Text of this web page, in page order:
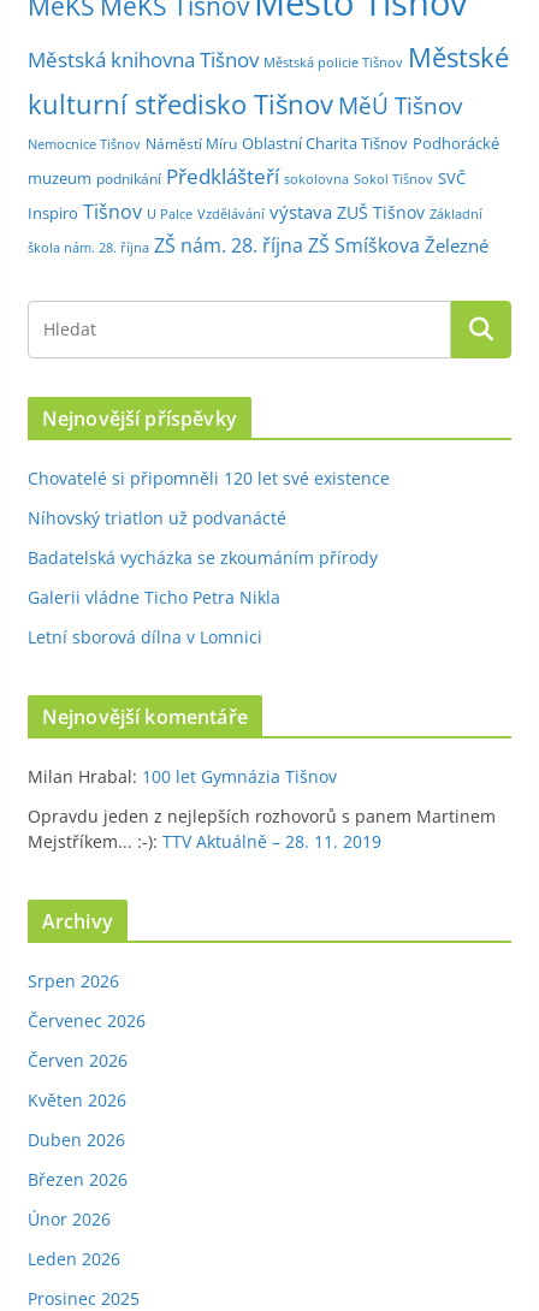
e
Městská knihovna Tišnov Městská policie Tišnov Městské
kulturní středisko Tišnov MěÚ Tišnov
Nemocnice Tišnov Náměstí Míru Oblastní Charita Tišnov Podhorácké
muzeum podnikání Předklášteří sokolovna Sokol Tišnov SVČ
Inspiro Tišnov U Palce Vzdělávání výstava ZUŠ Tišnov Základní
škola nám. 28. října ZŠ nám. 28. října ZŠ Smíškova Železné
Nejnovější příspěvky
Chovatelé si připomněli 120 let své existence
Níhovský triatlon už podvanácté
Badatelská vycházka se zkoumáním přírody
Galerii vládne Ticho Petra Nikla
Letní sborová dílna v Lomnici
Nejnovější komentáře
Milan Hrabal: 100 let Gymnázia Tišnov
Opravdu jeden z nejlepších rozhovorů s panem Martinem
Mejstříkem... :-): TTV Aktuálně – 28. 11. 2019
Archivy
Srpen 2026
Červenec 2026
Červen 2026
Květen 2026
Duben 2026
Březen 2026
Únor 2026
Leden 2026
Prosinec 2025